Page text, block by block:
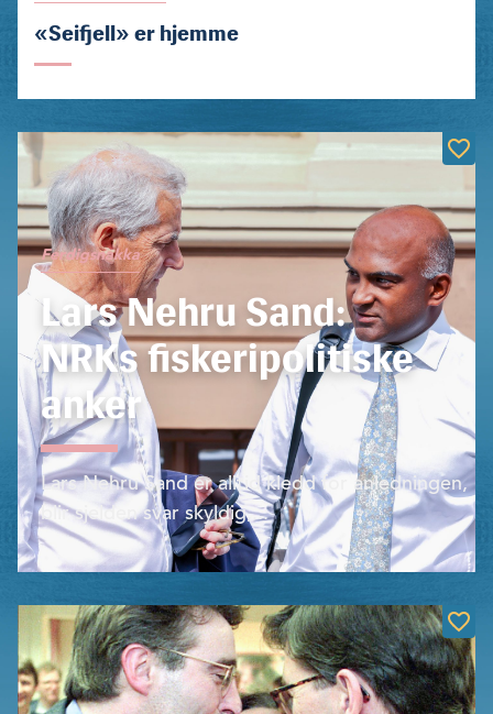
«Seifjell» er hjemme
Ferdigsnakka
Lars Nehru Sand:
NRKs fiskeripolitiske
anker
Lars Nehru Sand er alltid kledd for anledningen,
blir sjelden svar skyldig,...